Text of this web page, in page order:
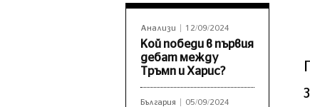
Анализи 12/09/2024
Кой победи в първия
дебат между
Тръмп и Харис?
България 05/09/2024